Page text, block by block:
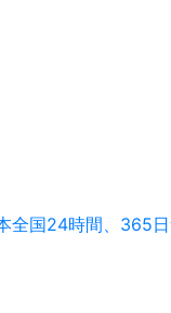
全国24時間、365